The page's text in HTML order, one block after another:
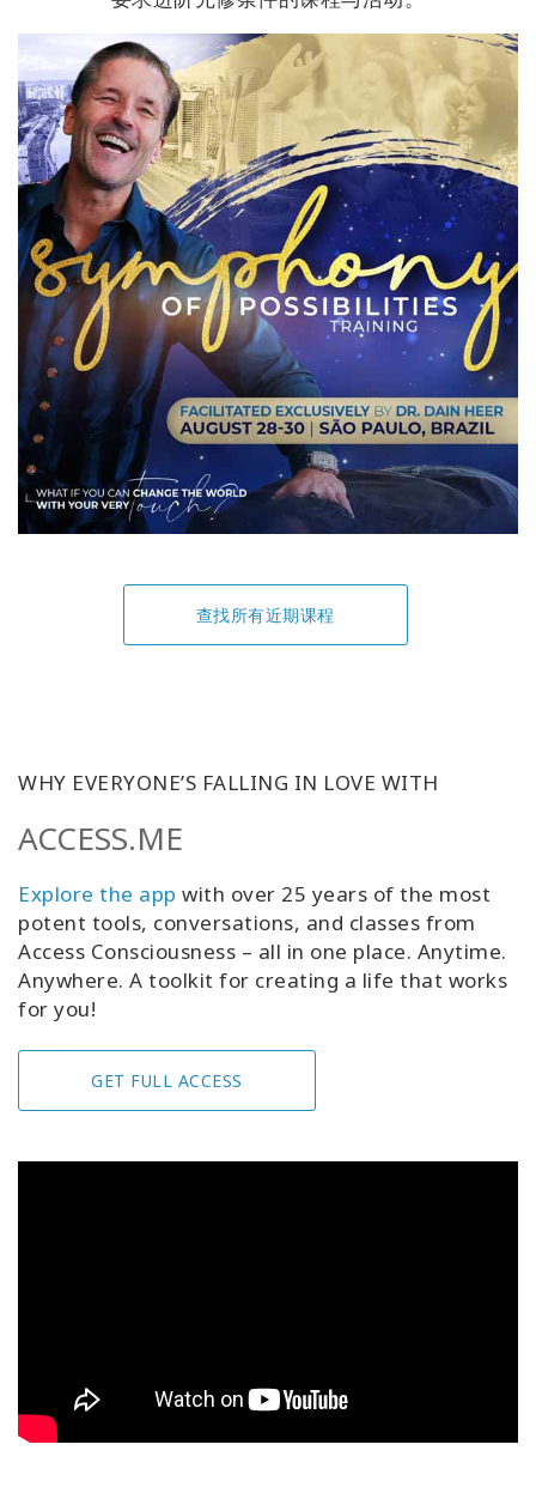
查找所有近期课程
WHY EVERYONE’S FALLING IN LOVE WITH
ACCESS.ME
Explore the app with over 25 years of the most
potent tools, conversations, and classes from
Access Consciousness – all in one place. Anytime.
Anywhere. A toolkit for creating a life that works
for you!
GET FULL ACCESS